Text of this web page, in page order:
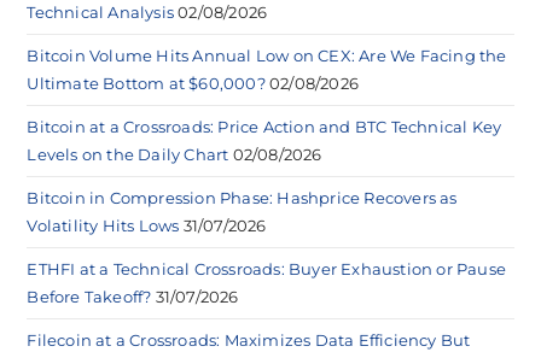
Technical Analysis 02/08/2026
Bitcoin Volume Hits Annual Low on CEX: Are We Facing the
Ultimate Bottom at $60,000? 02/08/2026
Bitcoin at a Crossroads: Price Action and BTC Technical Key
Levels on the Daily Chart 02/08/2026
Bitcoin in Compression Phase: Hashprice Recovers as
Volatility Hits Lows 31/07/2026
ETHFI at a Technical Crossroads: Buyer Exhaustion or Pause
Before Takeoff? 31/07/2026
Filecoin at a Crossroads: Maximizes Data Efficiency But